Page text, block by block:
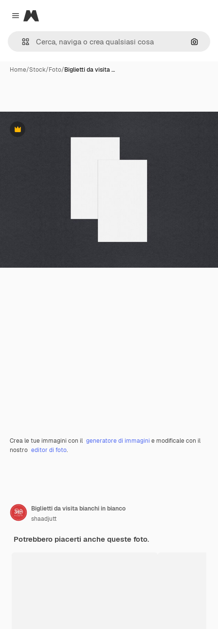
Close menu
Magnific
Cerca
Home/Stock/Foto/Biglietti da visita …
Premium
Crea le tue immagini con il generatore di immagini e modificale con il
nostro editor di foto.
Biglietti da visita bianchi in bianco
shaadjutt
Potrebbero piacerti anche queste foto.